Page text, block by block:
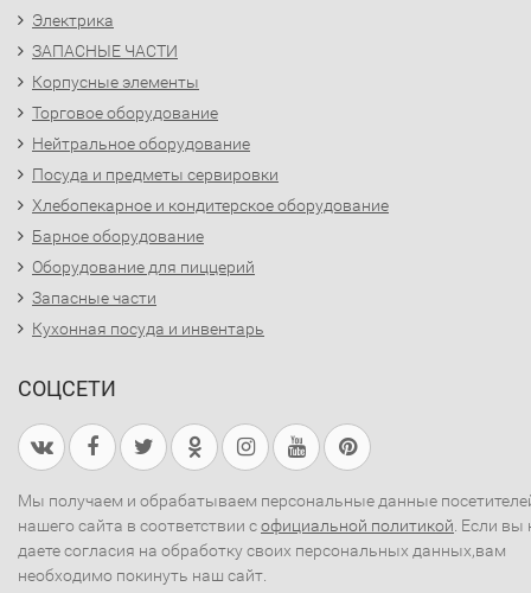
Электрика
ЗАПАСНЫЕ ЧАСТИ
Корпусные элементы
Торговое оборудование
Нейтральное оборудование
Посуда и предметы сервировки
Хлебопекарное и кондитерское оборудование
Барное оборудование
Оборудование для пиццерий
Запасные части
Кухонная посуда и инвентарь
СОЦСЕТИ
Мы получаем и обрабатываем персональные данные
нашего сайта в соответствии софициальной политикой . Если вы
даете согласия на обработку своих персональных данных,вам
необходимо покинуть наш сайт.